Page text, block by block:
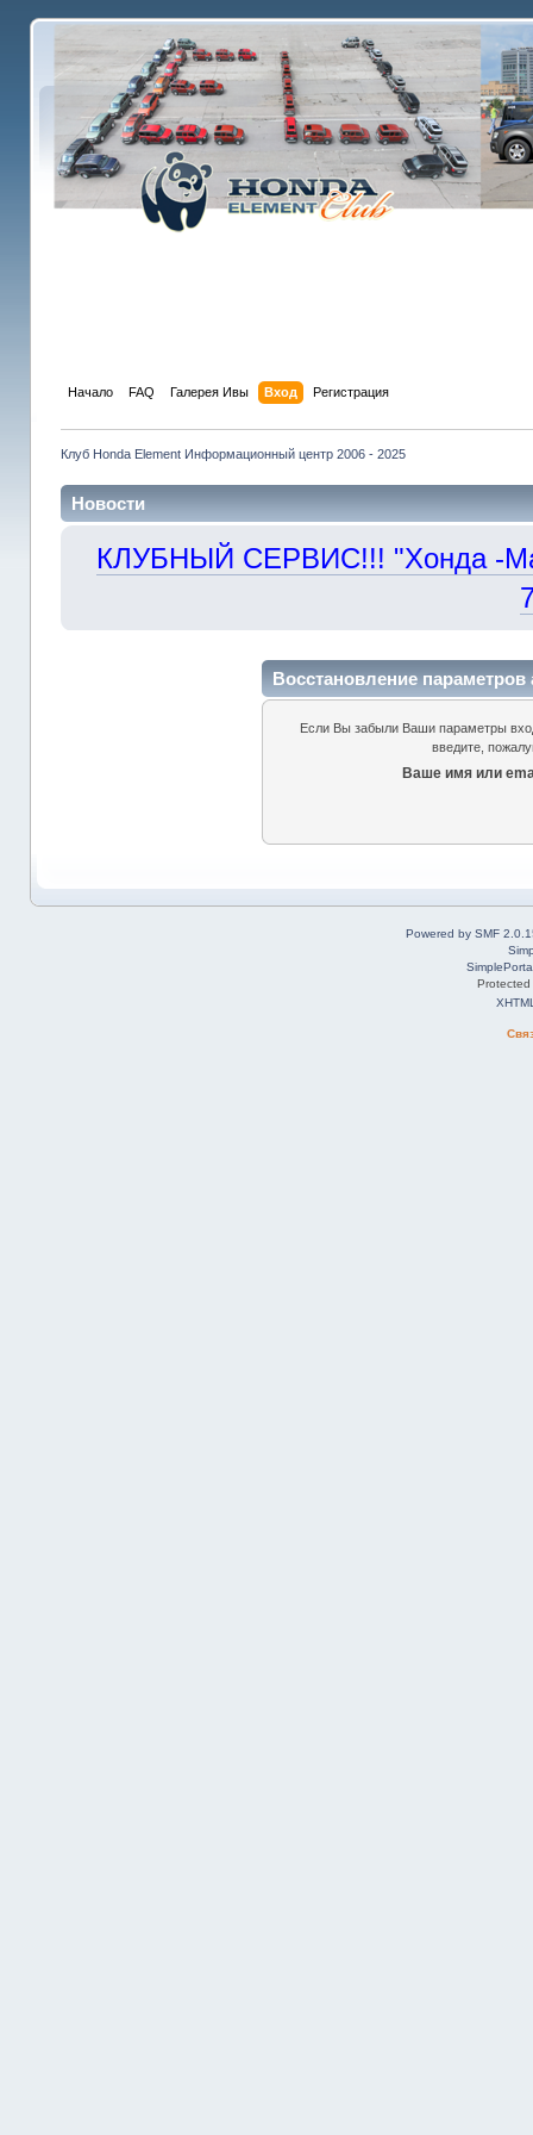
Начало FAQ Галерея Ивы Вход Регистрация
Клуб Honda Element Информационный центр 2006 - 2025
Новости
КЛУБНЫЙ СЕРВИС!!! "Хонда -
Восстановление параметров
Если Вы забыли Ваши параметры
введите,
Ваше имя или
Powered by SMF